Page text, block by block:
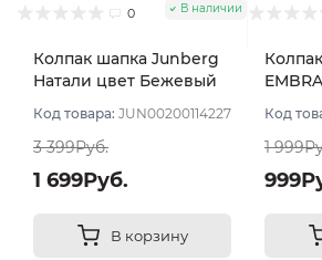
0 В наличии
Колпак шапка Junberg
Натали цвет Бежевый
Код товара: JUN00200114227
3 399Руб.
1 699Руб.
В корзину
пеп св
Код
1